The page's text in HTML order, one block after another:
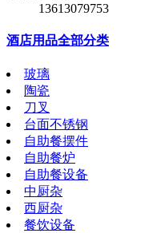
13613079753
酒店用品全部分类
玻璃
陶瓷
刀叉
台面不锈钢
自助餐摆件
自助餐炉
自助餐设备
中厨杂
西厨杂
餐饮设备